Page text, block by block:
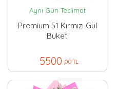
Aynı Gün Teslimat
Premium 51 Kırmızı Gül
Buketi
5500 ,00 TL